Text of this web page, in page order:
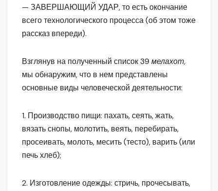
— ЗАВЕРШАЮЩИЙ УДАР, то есть окончание
всего технологического процесса (об этом тоже
рассказ впереди).
Взглянув на полученный список 39 мелахот,
мы обнаружим, что в нем представлены
основные виды человеческой деятельности:
1. Производство пищи: пахать, сеять, жать,
вязать снопы, молотить, веять, перебирать,
просеивать, молоть, месить (тесто), варить (или
печь хлеб);
2. Изготовление одежды: стричь, прочесывать,